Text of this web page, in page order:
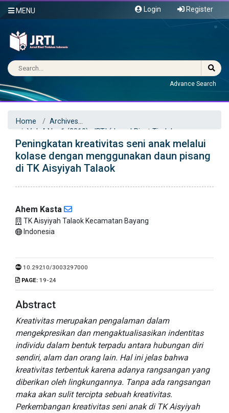
MENU Login Register
Advance Search
Home
Archives
Vol. 4 No. 1 (2019): JRTI (Jurnal Riset Tindakan
Indonesia)
Articles
Peningkatan kreativitas seni anak melalui
kolase dengan menggunakan daun pisang
di TK Aisyiyah Talaok
Ahem Kasta
TK Aisyiyah Talaok Kecamatan Bayang
Indonesia
10.29210/3003297000
PAGE: 19-24
Abstract
Kreativitas merupakan pengalaman dalam
mengekpresikan dan mengaktualisasikan indentitas
individu dalam bentuk terpadu antara hubungan diri
sendiri, alam dan orang lain. Hal ini jelas bahwa
kreativitas terbentuk karena adanya rangsangan yang
diberikan oleh lingkungannya. Tanpa ada rangsangan
maka akan sulit tercipta sebuah kreativitas.
Perkembangan kreativitas seni anak di TK Aisyiyah